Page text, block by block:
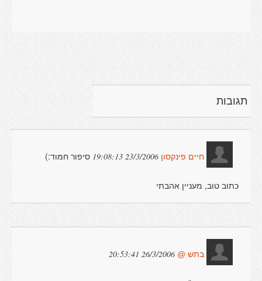
תגובות
חיים פינקסון 23/3/2006 19:08:13 סיפור חמוד:)
כתוב טוב, מעניין אהבתי
בתש @ 26/3/2006 20:53:41